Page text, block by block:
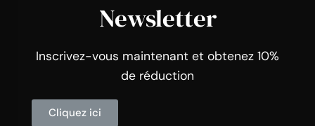
Newsletter
Inscrivez-vous maintenant et obtenez 10%
de réduction
Cliquez ici